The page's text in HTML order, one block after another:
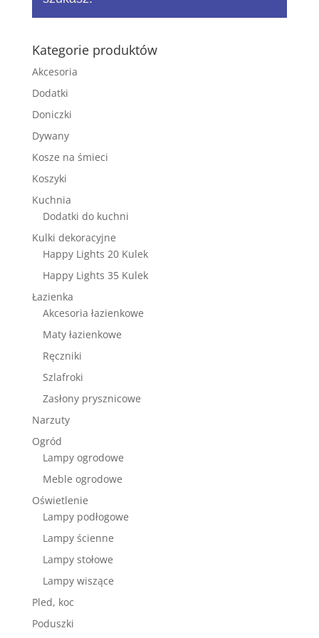
Kategorie produktów
Akcesoria
Dodatki
Doniczki
Dywany
Kosze na śmieci
Koszyki
Kuchnia
Dodatki do kuchni
Kulki dekoracyjne
Happy Lights 20 Kulek
Happy Lights 35 Kulek
Łazienka
Akcesoria łazienkowe
Maty łazienkowe
Ręczniki
Szlafroki
Zasłony prysznicowe
Narzuty
Ogród
Lampy ogrodowe
Meble ogrodowe
Oświetlenie
Lampy podłogowe
Lampy ścienne
Lampy stołowe
Lampy wiszące
Pled, koc
Poduszki